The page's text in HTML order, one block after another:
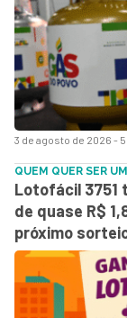
3 de agosto de 2026 -
QUEM QUER SER
Lotofácil 3751
de quase R$
próximo